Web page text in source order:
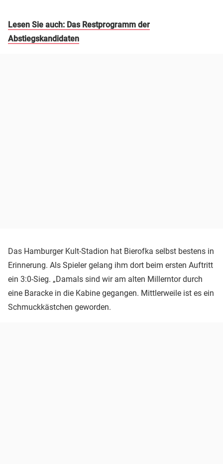
Lesen Sie auch: Das Restprogramm der
Abstiegskandidaten
Das Hamburger Kult-Stadion hat Bierofka selbst bestens in
Erinnerung. Als Spieler gelang ihm dort beim ersten Auftritt
ein 3:0-Sieg. „Damals sind wir am alten Millerntor durch
eine Baracke in die Kabine gegangen. Mittlerweile ist es ein
Schmuckkästchen geworden.